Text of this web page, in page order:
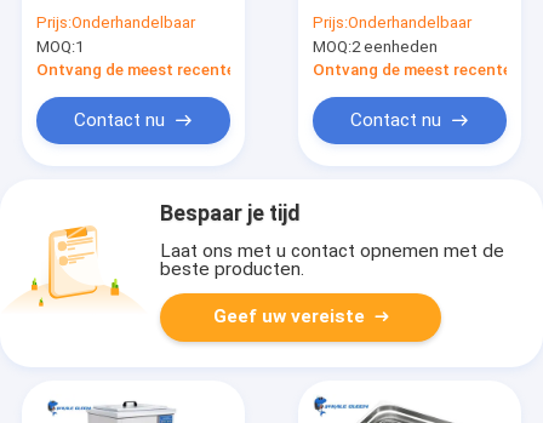
28K Frequentie
Prijs:Onderhandelbaar
MOQ:1
Ontvang de meest recente Prijs
Contact nu
Celsius van het
Graad22l
Laboratorium
Prijs:Onderhandelbaar
MOQ:2 eenheden
Ontvang de meest recente
Contact nu
Bespaar je tijd
Laat ons met u contact opnemen met de
beste producten.
Geef uw vereiste